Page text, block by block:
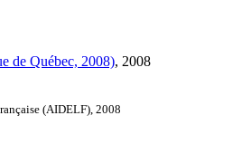
de Québec, 2008), 2008
(AIDELF), 2008